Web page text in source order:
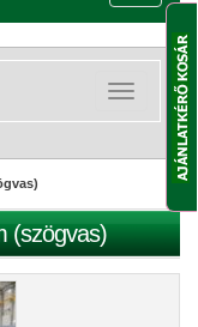
Kategóriák
lenyitása
(szögvas)